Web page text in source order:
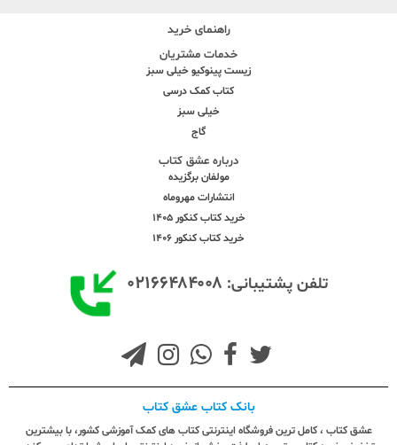
راهنمای خرید
خدمات مشتریان
زیست پینوکیو خیلی سبز
کتاب کمک درسی
خیلی سبز
گاج
درباره عشق کتاب
مولفان برگزیده
انتشارات مهروماه
خرید کتاب کنکور 1405
خرید کتاب کنکور 1406
تلفن پشتیبانی: ۰۲۱۶۶۴۸۴۰۰۸
بانک کتاب عشق کتاب
عشق کتاب ، کامل ترین فروشگاه اینترنتی کتاب های کمک آموزشی کشور، با بیشترین